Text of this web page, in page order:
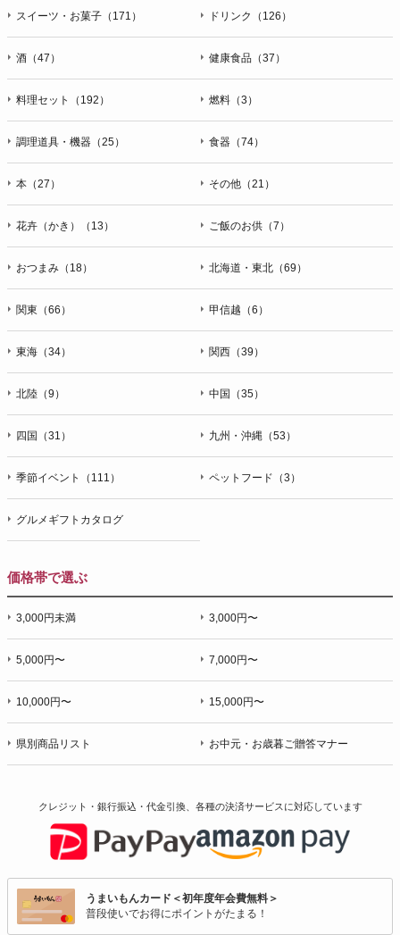
スイーツ・お菓子（171） ドリンク（126）
酒（47） 健康食品（37）
料理セット（192） 燃料（3）
調理道具・機器（25） 食器（74）
本（27） その他（21）
花卉（かき）（13） ご飯のお供（7）
おつまみ（18） 北海道・東北（69）
関東（66） 甲信越（6）
東海（34） 関西（39）
北陸（9） 中国（35）
四国（31） 九州・沖縄（53）
季節イベント（111） ペットフード（3）
グルメギフトカタログ
価格帯で選ぶ
3,000円未満 3,000円〜
5,000円〜 7,000円〜
10,000円〜 15,000円〜
県別商品リスト お中元・お歳暮ご贈答マナー
クレジット・銀行振込・代金引換、各種の決済サービスに対応しています
うまいもんカード＜初年度年会費無料＞
普段使いでお得にポイントがたまる！